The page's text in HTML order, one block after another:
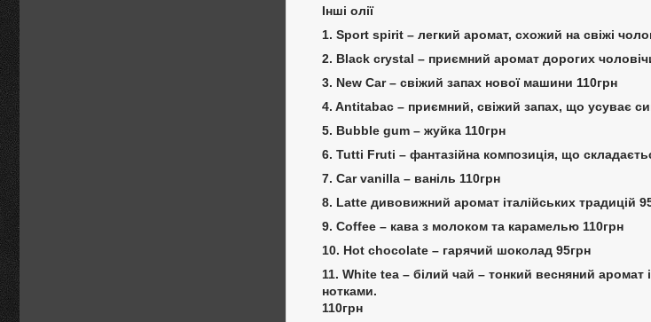
Інші олії
1. Sport spirit – легкий аромат, схожий на свіжі
2. Black crystal – приємний аромат дорогих
3. New Car – свіжий запах нової машини 110грн
4. Antitabac – приємний, свіжий запах, що усуває
5. Bubble gum – жуйка 110грн
6. Tutti Fruti – фантазійна композиція, що
7. Car vanilla – ваніль 110грн
8. Latte дивовижний аромат італійських традицій
9. Сoffee – кава з молоком та карамелью 110грн
10. Hot chocolate – гарячий шоколад 95грн
11. White tea – білий чай – тонкий весняний
нотками.
110грн